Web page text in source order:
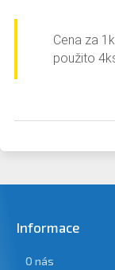
Cena za
použito
Informace
O nás